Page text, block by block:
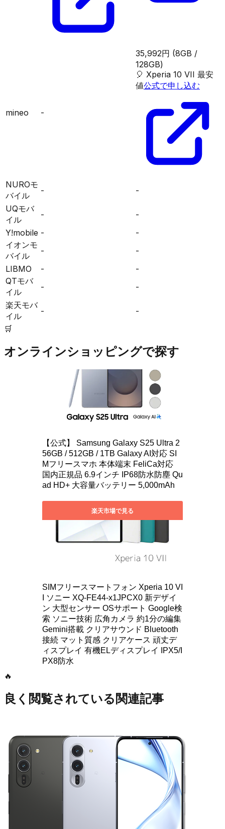
mineo -
35,992円 (8GB /
128GB)
🎈 Xperia 10 VII 最安
値公式で申し込む
NUROモ
バイル
-
-
UQモバ
イル
-
-
Y!mobile -
-
イオンモ
バイル
-
-
LIBMO
-
-
QTモバ
イル
-
-
楽天モバ
イル
-
-
🛒
オンラインショッピングで探す
🔥
良く閲覧されている関連記事